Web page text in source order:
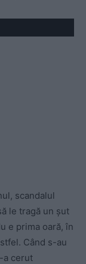
scandalul
le tragă un șut
e prima oară, în
Când s-au
a cerut